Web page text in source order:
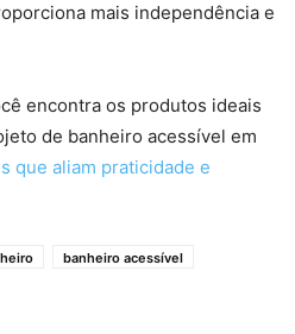
mais independência e
encontra os produtos ideais
de banheiro acessível em
que aliam praticidade e
banheiro acessível